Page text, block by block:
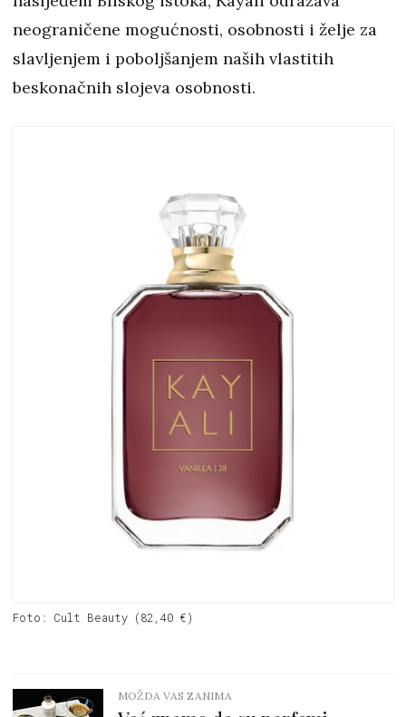
neograničene mogućnosti, osobnosti i želje za
slavljenjem i poboljšanjem naših vlastitih
beskonačnih slojeva osobnosti.
Foto: Cult Beauty (82,40 €)
MOŽDA VAS ZANIMA